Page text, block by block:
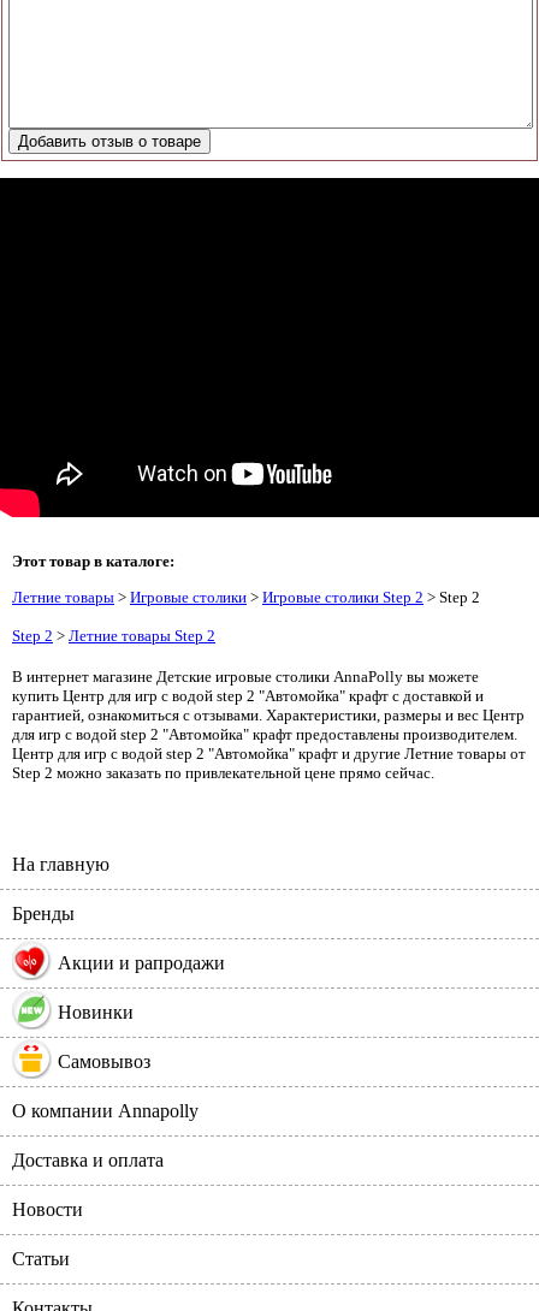
Этот товар в каталоге:
Летние товары > Игровые столики > Игровые столики Step 2 > Step 2
Step 2 > Летние товары Step 2
В интернет магазине Детские игровые столики AnnaPolly вы можете
купить Центр для игр с водой step 2 "Автомойка" крафт с доставкой и
гарантией, ознакомиться с отзывами. Характеристики, размеры и вес Центр
для игр с водой step 2 "Автомойка" крафт предоставлены производителем.
Центр для игр с водой step 2 "Автомойка" крафт и другие Летние товары от
Step 2 можно заказать по привлекательной цене прямо сейчас.
На главную
Бренды
% Акции и рапродажи
Новинки
Самовывоз
О компании Annapolly
Доставка и оплата
Новости
Статьи